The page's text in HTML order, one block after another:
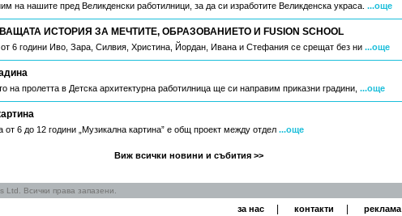
на нашите пред Великденски работилници, за да си изработите Великденска украса. ...още
ИСТОРИЯ ЗА МЕЧТИТЕ, ОБРАЗОВАНИЕТО И FUSION SCHOOL
6 години Иво, Зара, Силвия, Христина, Йордан, Ивана и Стефания се срещат без ни ...още
на пролетта в Детска архитектурна работилница ще си направим приказни градини, ...още
от 6 до 12 години „Музикална картина” е общ проект между отдел ...още
Виж всички новини и събития >>
Ltd. Всички права запазени.
за нас контакти реклама